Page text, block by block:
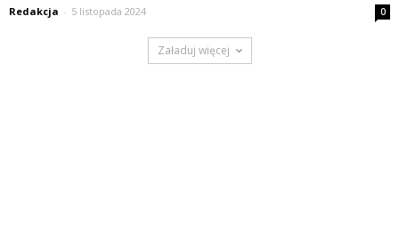
Redakcja - 5 listopada 2024 0
Załaduj więcej